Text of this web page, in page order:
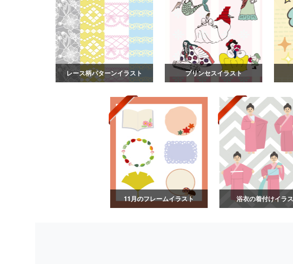
レース柄パターンイラスト プリンセスイラスト
11月のフレームイラスト 浴衣の着付けイラ